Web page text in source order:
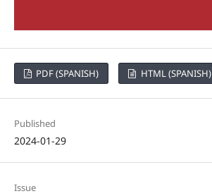
PDF (SPANISH) HTML (SPANISH)
Published
2024-01-29
Issue